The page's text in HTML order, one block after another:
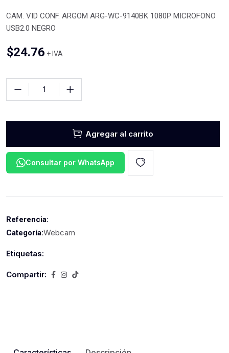
CAM. VID CONF. ARGOM ARG-WC-9140BK 1080P MICROFONO
USB2.0 NEGRO
$24.76 + IVA
Agregar al carrito
Consultar por WhatsApp
Referencia:
Categoría:Webcam
Etiquetas:
Compartir: